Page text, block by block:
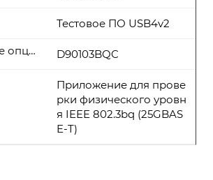
Тестовое ПО USB4v2
D90103BQC
Наименование опции
Приложение для прове
рки физического уровн
я IEEE 802.3bq (25GBAS
E-T)